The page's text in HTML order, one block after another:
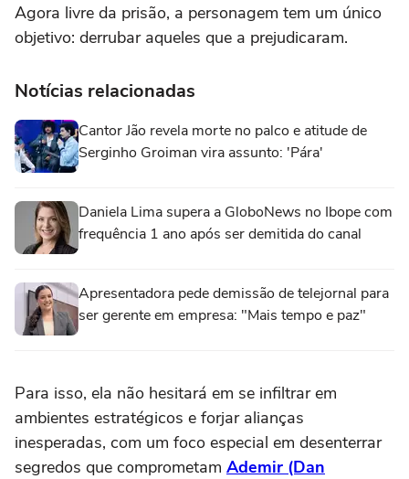
Agora livre da prisão, a personagem tem um único
objetivo: derrubar aqueles que a prejudicaram.
Notícias relacionadas
Cantor Jão revela morte no palco e atitude de
Serginho Groiman vira assunto: 'Pára'
Daniela Lima supera a GloboNews no Ibope com
frequência 1 ano após ser demitida do canal
Apresentadora pede demissão de telejornal para
ser gerente em empresa: "Mais tempo e paz"
Para isso, ela não hesitará em se infiltrar em
ambientes estratégicos e forjar alianças
inesperadas, com um foco especial em desenterrar
segredos que comprometam Ademir (Dan